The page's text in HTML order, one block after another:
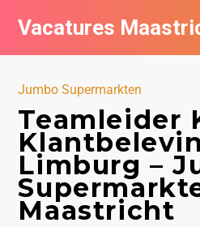
Vacatures
Jumbo Supermarkten
Teamleider
Limburg –
Maastricht
Vacatures per bedrijf in
De populairste vacatures in